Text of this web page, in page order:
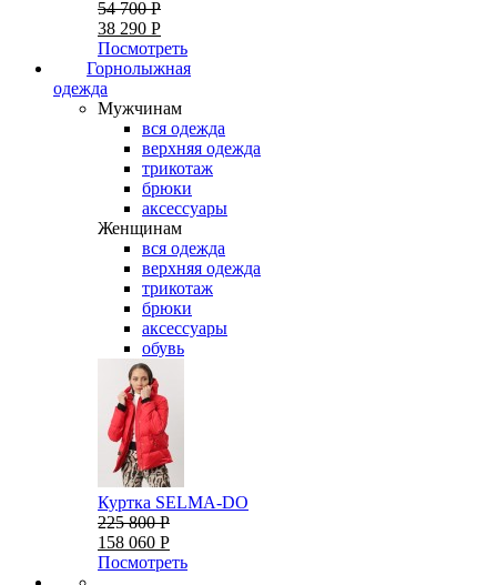
54 700 Р
38 290 Р
Посмотреть
Горнолыжная
одежда
Мужчинам
вся одежда
верхняя одежда
трикотаж
брюки
аксессуары
Женщинам
вся одежда
верхняя одежда
трикотаж
брюки
аксессуары
обувь
Куртка SELMA-DO
225 800 Р
158 060 Р
Посмотреть